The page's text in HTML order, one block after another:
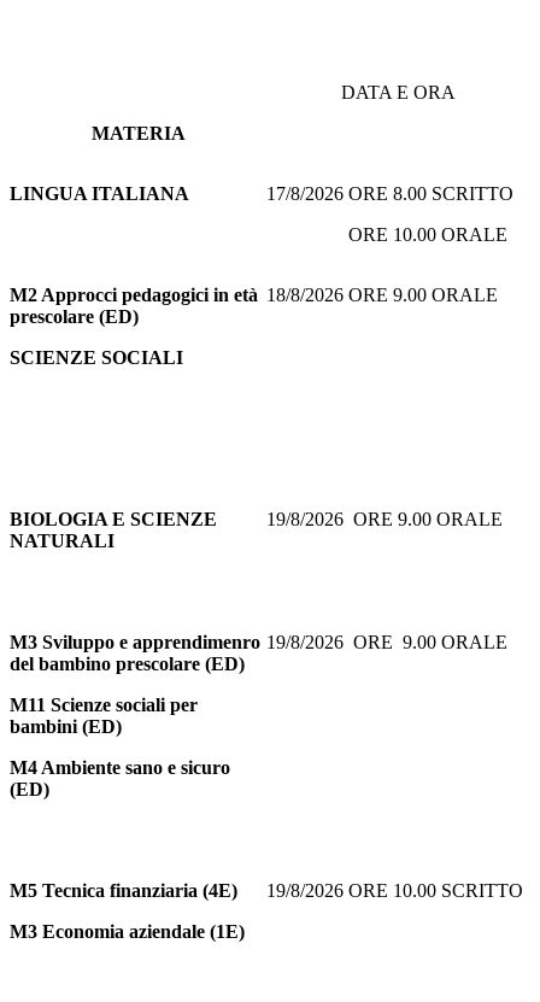
MATERIA
DATA E ORA
LINGUA ITALIANA
17/8/2026 ORE 8.00 SCRITTO
ORE 10.00 ORALE
M2 Approcci pedagogici in età
prescolare (ED)
SCIENZE SOCIALI
18/8/2026 ORE 9.00 ORALE
BIOLOGIA E SCIENZE
NATURALI
19/8/2026 ORE 9.00 ORALE
M3 Sviluppo e apprendimenro
del bambino prescolare (ED)
M11 Scienze sociali per
bambini (ED)
M4 Ambiente sano e sicuro
(ED)
19/8/2026 ORE 9.00 ORALE
M5 Tecnica finanziaria (4E)
M3 Economia aziendale (1E)
19/8/2026 ORE 10.00 SCRITTO